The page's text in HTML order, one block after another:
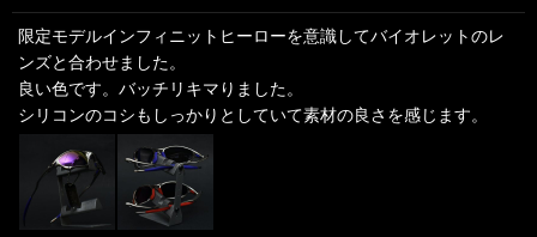
限定モデルインフィニットヒーローを意識してバイオレットのレ
ンズと合わせました。
良い色です。バッチリキマりました。
シリコンのコシもしっかりとしていて素材の良さを感じます。